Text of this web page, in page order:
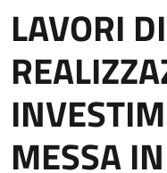
LAVORI DI
MESSA